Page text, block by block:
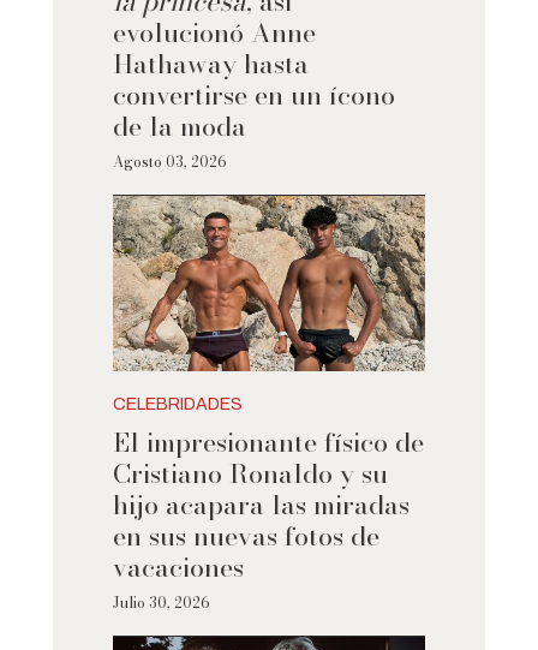
evolucionó Anne
Hathaway hasta
convertirse en un ícono
de la moda
Agosto 03, 2026
CELEBRIDADES
El impresionante físico de
Cristiano Ronaldo y su
hijo acapara las miradas
en sus nuevas fotos de
vacaciones
Julio 30, 2026